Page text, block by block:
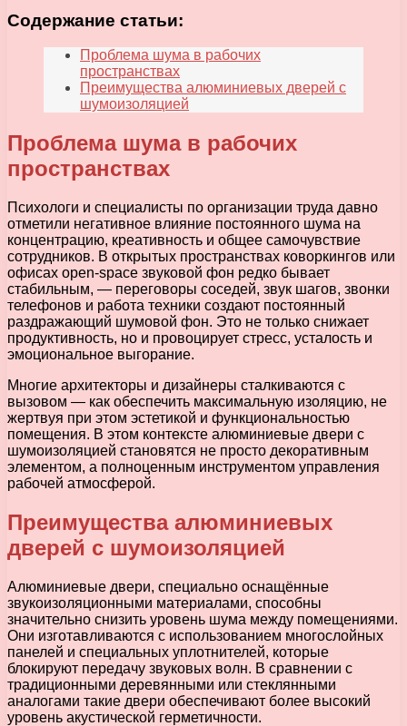
Содержание статьи:
Проблема шума в рабочих
пространствах
Преимущества алюминиевых дверей с
шумоизоляцией
Проблема шума в рабочих
пространствах
Психологи и специалисты по организации труда давно
отметили негативное влияние постоянного шума на
концентрацию, креативность и общее самочувствие
сотрудников. В открытых пространствах коворкингов или
офисах open-space звуковой фон редко бывает
стабильным, — переговоры соседей, звук шагов, звонки
телефонов и работа техники создают постоянный
раздражающий шумовой фон. Это не только снижает
продуктивность, но и провоцирует стресс, усталость и
эмоциональное выгорание.
Многие архитекторы и дизайнеры сталкиваются с
вызовом — как обеспечить максимальную изоляцию, не
жертвуя при этом эстетикой и функциональностью
помещения. В этом контексте алюминиевые двери с
шумоизоляцией становятся не просто декоративным
элементом, а полноценным инструментом управления
рабочей атмосферой.
Преимущества алюминиевых
дверей с шумоизоляцией
Алюминиевые двери, специально оснащённые
звукоизоляционными материалами, способны
значительно снизить уровень шума между помещениями.
Они изготавливаются с использованием многослойных
панелей и специальных уплотнителей, которые
блокируют передачу звуковых волн. В сравнении с
традиционными деревянными или стеклянными
аналогами такие двери обеспечивают более высокий
уровень акустической герметичности.